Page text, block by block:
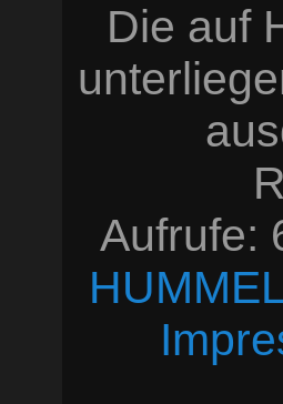
Die auf
Aufrufe: